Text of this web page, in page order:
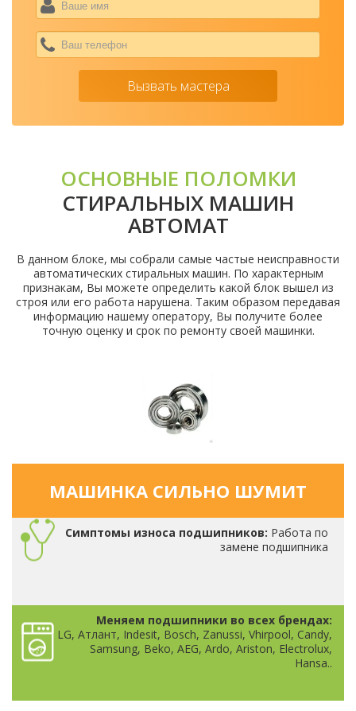
Вызвать мастера
ОСНОВНЫЕ ПОЛОМКИ
СТИРАЛЬНЫХ МАШИН
АВТОМАТ
В данном блоке, мы собрали самые частые неисправности
автоматических стиральных машин. По характерным
признакам, Вы можете определить какой блок вышел из
строя или его работа нарушена. Таким образом передавая
информацию нашему оператору, Вы получите более
точную оценку и срок по ремонту своей машинки.
МАШИНКА СИЛЬНО ШУМИТ
Симптомы износа подшипников: Работа по
замене подшипника
Меняем подшипники во всех брендах:
LG, Атлант, Indesit, Bosch, Zanussi, Vhirpool, Candy,
Samsung, Beko, AEG, Ardo, Ariston, Electrolux,
Hansa..